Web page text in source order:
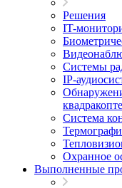
Решения
IT-
Системы
IP-
Система
Охранное
Выполненные